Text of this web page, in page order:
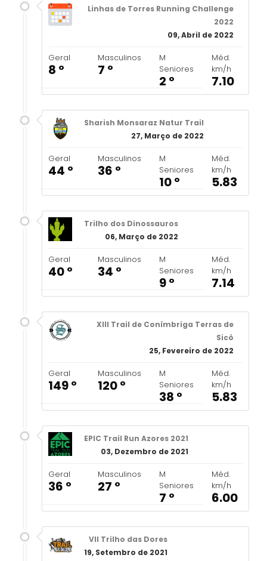
Linhas de Torres Running Challenge
2022
09, Abril de 2022
Geral
8 º
Masculinos
7 º
M
Seniores
2 º
Méd.
km/h
7.10
Sharish Monsaraz Natur Trail
27, Março de 2022
Geral
44 º
Masculinos
36 º
M
Seniores
10 º
Méd.
km/h
5.83
Trilho dos Dinossauros
06, Março de 2022
Geral
40 º
Masculinos
34 º
M
Seniores
9 º
Méd.
km/h
7.14
XIII Trail de Conímbriga Terras de
Sicó
25, Fevereiro de 2022
Geral
149 º
Masculinos
120 º
M
Seniores
38 º
Méd.
km/h
5.83
EPIC Trail Run Azores 2021
03, Dezembro de 2021
Geral
36 º
Masculinos
27 º
M
Seniores
7 º
Méd.
km/h
6.00
VII Trilho das Dores
19, Setembro de 2021